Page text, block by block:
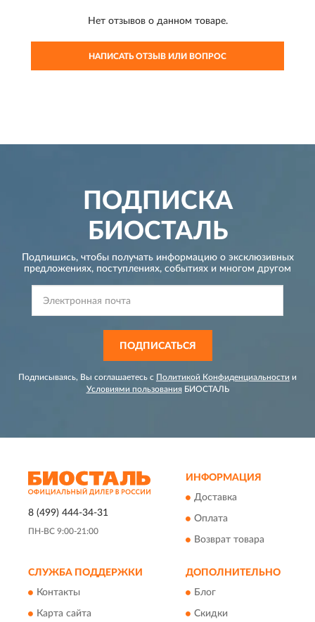
Нет отзывов о данном товаре.
НАПИСАТЬ ОТЗЫВ ИЛИ ВОПРОС
ПОДПИСКА
БИОСТАЛЬ
Подпишись, чтобы получать информацию о эксклюзивных
предложениях, поступлениях, событиях и многом другом
ПОДПИСАТЬСЯ
Подписываясь, Вы соглашаетесь с Политикой Конфиденциальности и
Условиями пользования БИОСТАЛЬ
8 (499) 444-34-31
ПН-ВС 9:00-21:00
ИНФОРМАЦИЯ
Доставка
Оплата
Возврат товара
СЛУЖБА ПОДДЕРЖКИ
Контакты
Карта сайта
ДОПОЛНИТЕЛЬНО
Блог
Скидки